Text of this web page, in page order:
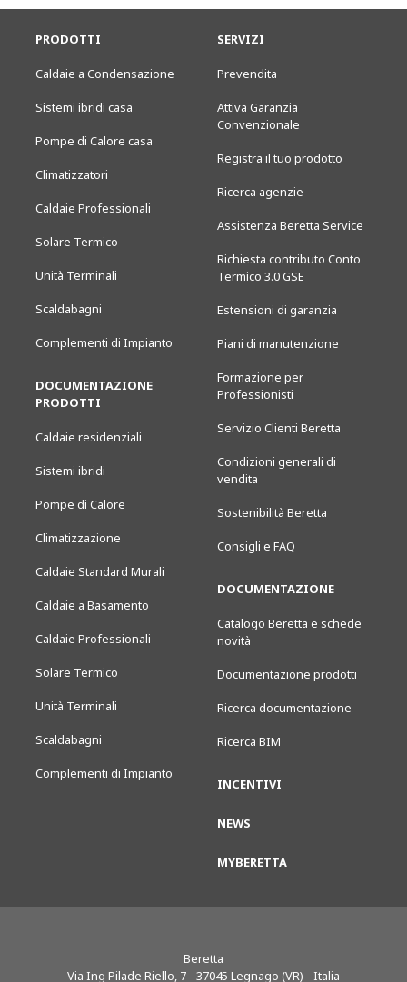
PRODOTTI
Caldaie a Condensazione
Sistemi ibridi casa
Pompe di Calore casa
Climatizzatori
Caldaie Professionali
Solare Termico
Unità Terminali
Scaldabagni
Complementi di Impianto
DOCUMENTAZIONE
PRODOTTI
Caldaie residenziali
Sistemi ibridi
Pompe di Calore
Climatizzazione
Caldaie Standard Murali
Caldaie a Basamento
Caldaie Professionali
Solare Termico
Unità Terminali
Scaldabagni
Complementi di Impianto
SERVIZI
Prevendita
Attiva Garanzia
Convenzionale
Registra il tuo prodotto
Ricerca agenzie
Assistenza Beretta Service
Richiesta contributo Conto
Termico 3.0 GSE
Estensioni di garanzia
Piani di manutenzione
Formazione per
Professionisti
Servizio Clienti Beretta
Condizioni generali di
vendita
Sostenibilità Beretta
Consigli e FAQ
DOCUMENTAZIONE
Catalogo Beretta e schede
novità
Documentazione prodotti
Ricerca documentazione
Ricerca BIM
INCENTIVI
NEWS
MYBERETTA
Beretta
Via Ing Pilade Riello, 7 - 37045 Legnago (VR) - Italia